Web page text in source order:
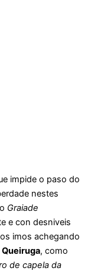
impide o paso do
nestes
Graiade
e con desniveis
imos achegando
Queiruga, como
de capela da